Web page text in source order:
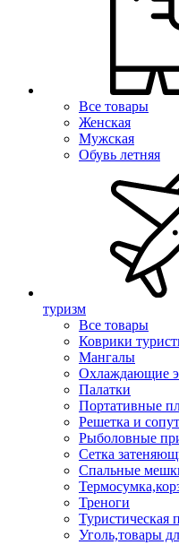
Все товары
Женская
Мужская
Обувь летняя
туризм
Все товары
Коврики
Мангалы
Охлаждающие
Палатки
Портативные
Решетка и
Рыболовные
Сетка
Спальные
Треноги
Туристическая
Уголь,товары